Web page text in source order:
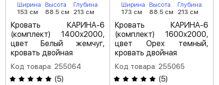
Ширина
153 см
Высота
88.5 см
Глубина
213 см
Кровать КАРИНА-6
(комплект) 1400х2000,
цвет Белый жемчуг,
кровать двойная
Код товара: 255064
(5)
Ширина
173 см
Высота
88.5 см
Глубина
213 см
Кровать КАРИНА-6
(комплект) 1600х2000,
цвет Орех темный,
кровать двойная
Код товара: 255065
(5)